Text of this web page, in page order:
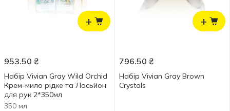
+
953.50 ₴
Набір Vivian Gray Wild Orchid
Крем-мило рідке та Лосьйон
для рук 2*350мл
350 мл
+
796.50 ₴
Набір Vivian Gray Brown
Crystals